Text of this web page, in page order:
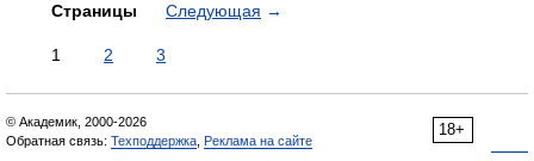
Страницы Следующая →
1 2 3
18+
© Академик, 2000-2026
Обратная связь: Техподдержка Реклама на сайте